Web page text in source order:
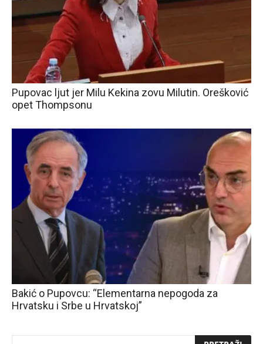
Pupovac ljut jer Milu Kekina zovu Milutin. Orešković
opet Thompsonu
Bakić o Pupovcu: “Elementarna nepogoda za
Hrvatsku i Srbe u Hrvatskoj”